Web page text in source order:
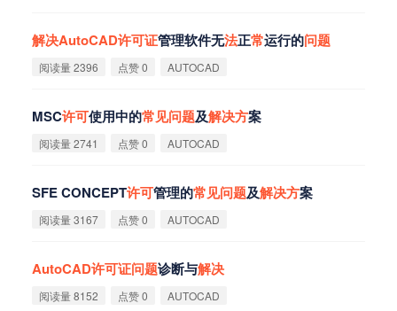
解决AutoCAD许可证管理软件无法正常运行的问题
阅读量 2396 点赞 0 AUTOCAD
MSC许可使用中的常见问题及解决方案
阅读量 2741 点赞 0 AUTOCAD
SFE CONCEPT许可管理的常见问题及解决方案
阅读量 3167 点赞 0 AUTOCAD
AutoCAD许可证问题诊断与解决
阅读量 8152 点赞 0 AUTOCAD